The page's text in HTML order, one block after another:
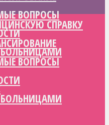
ВОПРОСЫ
СПРАВКУ
ВОПРОСЫ